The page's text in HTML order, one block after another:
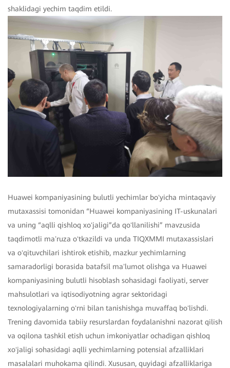
shaklidagi yechim taqdim etildi.
Huawei kompaniyasining bulutli yechimlar boʻyicha mintaqaviy
mutaxassisi tomonidan “Huawei kompaniyasining IT-uskunalari
va uning “aqlli qishloq xoʻjaligi”da qoʻllanilishi” mavzusida
taqdimotli maʼruza oʻtkazildi va unda TIQXMMI mutaxassislari
va oʻqituvchilari ishtirok etishib, mazkur yechimlarning
samaradorligi borasida batafsil maʼlumot olishga va Huawei
kompaniyasining bulutli hisoblash sohasidagi faoliyati, server
mahsulotlari va iqtisodiyotning agrar sektoridagi
texnologiyalarning oʻrni bilan tanishishga muvaffaq boʻlishdi.
Trening davomida tabiiy resurslardan foydalanishni nazorat qilish
va oqilona tashkil etish uchun imkoniyatlar ochadigan qishloq
xoʻjaligi sohasidagi aqlli yechimlarning potensial afzalliklari
masalalari muhokama qilindi. Xususan, quyidagi afzalliklariga